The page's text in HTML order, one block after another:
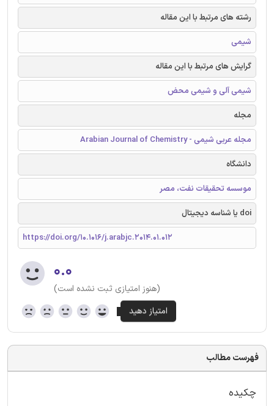
رشته های مرتبط با این مقاله
شیمی
گرایش های مرتبط با این مقاله
شیمی آلی و شیمی محض
مجله
مجله عربی شیمی - Arabian Journal of Chemistry
دانشگاه
موسسه تحقیقات نفت، مصر
doi یا شناسه دیجیتال
https://doi.org/10.1016/j.arabjc.2014.01.012
۰.۰
(هنوز امتیازی ثبت نشده است)
فهرست مطالب
چکیده